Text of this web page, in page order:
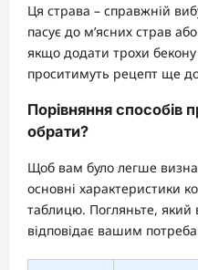
Ця страва – справжній
пасує до м’ясних страв
якщо додати трохи бекону
проситимуть рецепт ще
Порівняння способів
обрати?
Щоб вам було легше
основні характеристики
таблицю. Погляньте, який
відповідає вашим